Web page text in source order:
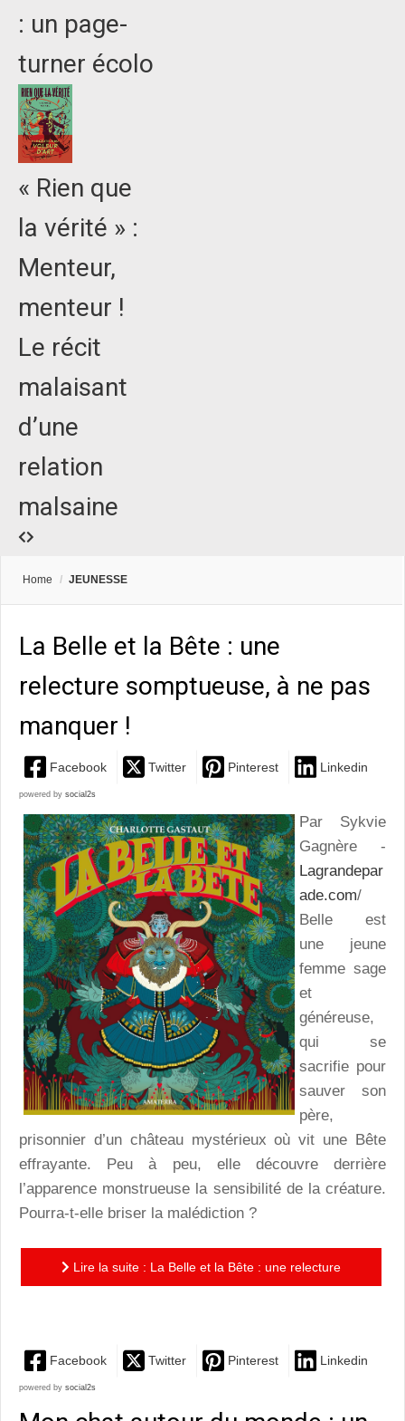
: un page-
turner écolo
« Rien que
la vérité » :
Menteur,
menteur !
Le récit
malaisant
d’une
relation
malsaine
Home / JEUNESSE
La Belle et la Bête : une
relecture somptueuse, à ne pas
manquer !
Facebook Twitter Pinterest Linkedin
powered by social2s
Par Sykvie
Gagnère -
Lagrandepar
ade.com/
Belle est
une jeune
femme sage
et
généreuse,
qui se
sacrifie pour
sauver son
père,
prisonnier d’un château mystérieux où vit une Bête
effrayante. Peu à peu, elle découvre derrière
l’apparence monstrueuse la sensibilité de la créature.
Pourra-t-elle briser la malédiction ?
Lire la suite : La Belle et la Bête : une relecture
Facebook Twitter Pinterest Linkedin
powered by social2s